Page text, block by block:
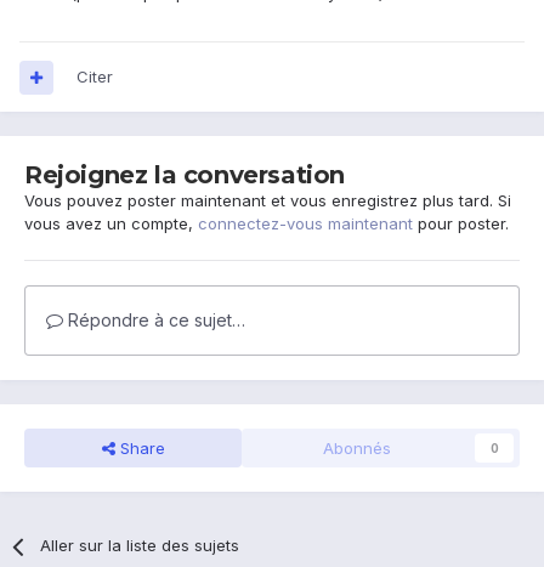
Citer
Rejoignez la conversation
Vous pouvez poster maintenant et vous enregistrez plus tard. Si
vous avez un compte, connectez-vous maintenant pour poster.
Répondre à ce sujet…
Share Abonnés 0
Aller sur la liste des sujets